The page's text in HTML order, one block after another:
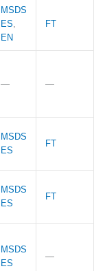
MSDS
ES,
EN
FT
— —
MSDS
ES
FT
MSDS
ES
FT
MSDS
ES
—